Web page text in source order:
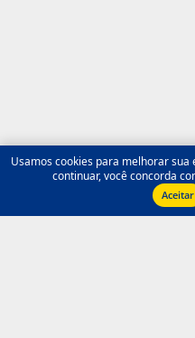
Usamos cookies para melhorar
continuar, você concorda
Aceitar